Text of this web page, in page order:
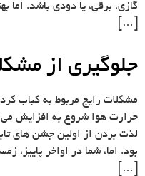
گازی، برقی، یا دودی باشد. اما
[…]
جلوگیری از
مشکلات رایج مربوط به کباب
حرارت هوا شروع به افزایش
لذت بردن از اولین جشن های
بود. اما، شما در اواخر پاییز،
[…]